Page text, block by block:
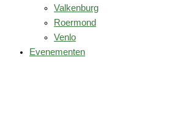
Valkenburg
Roermond
Venlo
Evenementen